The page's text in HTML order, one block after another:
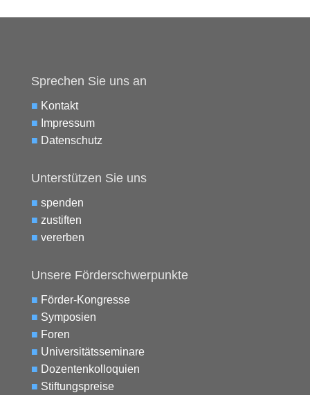
Sprechen Sie uns an
■ Kontakt
■ Impressum
■ Datenschutz
Unterstützen Sie uns
■ spenden
■ zustiften
■ vererben
Unsere Förderschwerpunkte
■ Förder-Kongresse
■ Symposien
■ Foren
■ Universitätsseminare
■ Dozentenkolloquien
■ Stiftungspreise